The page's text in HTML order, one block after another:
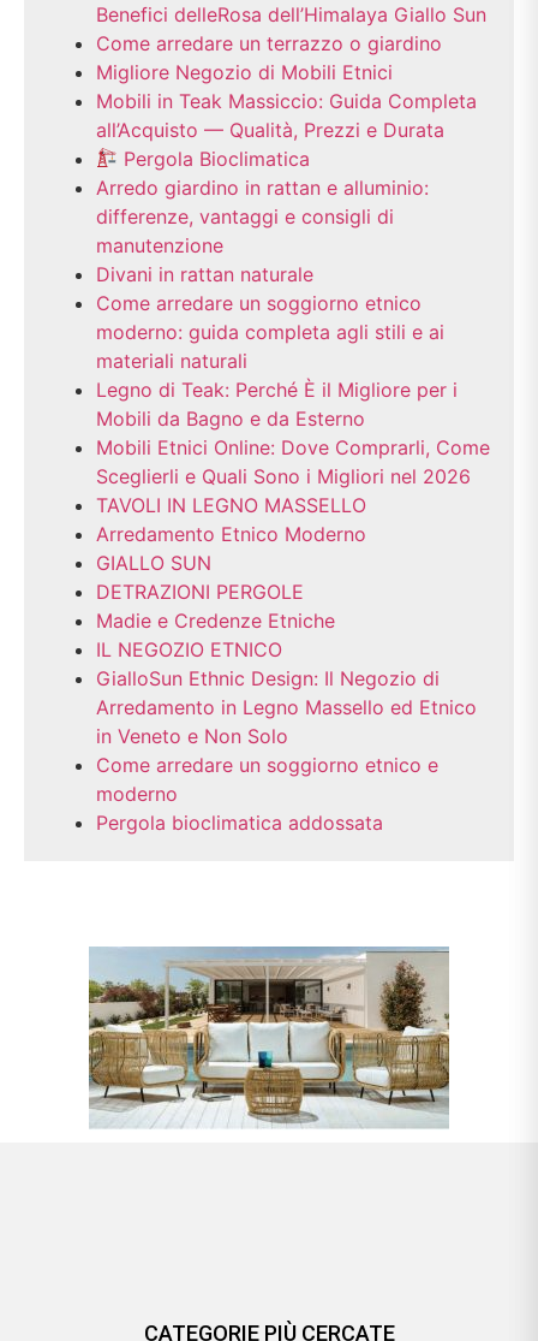
Benefici delleRosa dell’Himalaya Giallo Sun
Come arredare un terrazzo o giardino
Migliore Negozio di Mobili Etnici
Mobili in Teak Massiccio: Guida Completa
all’Acquisto — Qualità, Prezzi e Durata
Pergola Bioclimatica
Arredo giardino in rattan e alluminio:
differenze, vantaggi e consigli di
manutenzione
Divani in rattan naturale
Come arredare un soggiorno etnico
moderno: guida completa agli stili e ai
materiali naturali
Legno di Teak: Perché È il Migliore per i
Mobili da Bagno e da Esterno
Mobili Etnici Online: Dove Comprarli, Come
Sceglierli e Quali Sono i Migliori nel 2026
TAVOLI IN LEGNO MASSELLO
Arredamento Etnico Moderno
GIALLO SUN
DETRAZIONI PERGOLE
Madie e Credenze Etniche
IL NEGOZIO ETNICO
GialloSun Ethnic Design: Il Negozio di
Arredamento in Legno Massello ed Etnico
in Veneto e Non Solo
Come arredare un soggiorno etnico e
moderno
Pergola bioclimatica addossata
CATEGORIE PIÙ CERCATE